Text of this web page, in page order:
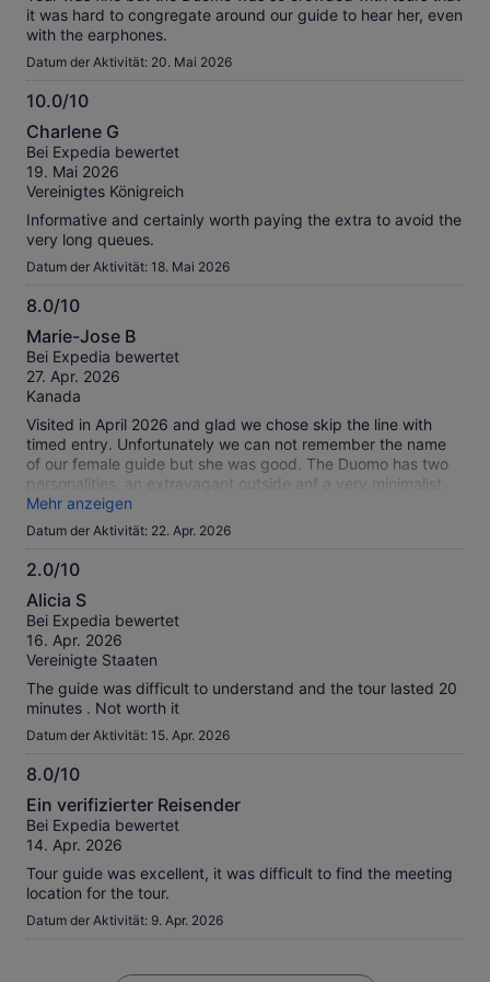
it was hard to congregate around our guide to hear her, even
with the earphones.
Datum der Aktivität: 20. Mai 2026
10.0/10
10.0
von
10
Charlene G
Bei Expedia bewertet
19. Mai 2026
Vereinigtes Königreich
Informative and certainly worth paying the extra to avoid the
very long queues.
Datum der Aktivität: 18. Mai 2026
8.0/10
8.0
von
10
Marie-Jose B
Bei Expedia bewertet
27. Apr. 2026
Kanada
Visited in April 2026 and glad we chose skip the line with
timed entry. Unfortunately we can not remember the name
of our female guide but she was good. The Duomo has two
personalities, an extravagant outside anf a very minimalist
inside as it is not in the Baroque style. Of all the churches
and Basillicas in Florence, Chiesa Santo Spirito was the most
Mehr anzeigen
Datum der Aktivität: 22. Apr. 2026
2.0/10
2.0
von
10
Alicia S
Bei Expedia bewertet
16. Apr. 2026
Vereinigte Staaten
The guide was difficult to understand and the tour lasted 20
minutes . Not worth it
Datum der Aktivität: 15. Apr. 2026
8.0/10
8.0
von
10
Ein verifizierter Reisender
Bei Expedia bewertet
14. Apr. 2026
Tour guide was excellent, it was difficult to find the meeting
location for the tour.
Datum der Aktivität: 9. Apr. 2026